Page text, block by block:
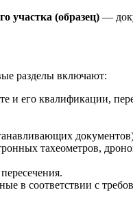
участка (образец) —
разделы включают:
и его квалификации,
тахеометров,
в соответствии с